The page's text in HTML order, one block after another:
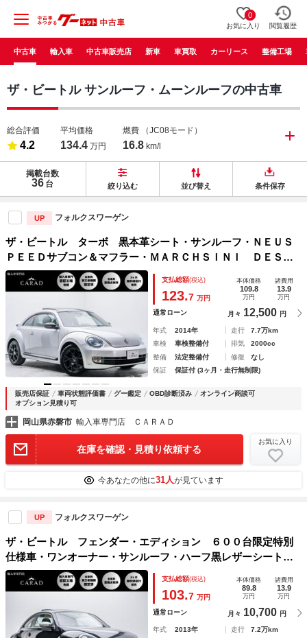
0
お気に入り 閲覧履歴
中古車 輸入車 中古車販売店 新車 車買取 カーリース 整備工場
ザ・ビートル サンルーフ・ムーンルーフの中古車
総合評価
4.2
平均価格
134.4 万円
燃費 （JC08モード）
16.8 km/l
掲載台数
36 台 絞り込む 並び替え 条件保存
UP フォルクスワーゲン
ザ・ビートル ターボ 黒本革シート・サンルーフ・ＮＥＵＳ
ＰＥＥＤサブコン＆マフラー・ＭＡＲＣＨＳＩＮＩ ＤＥＳＩ
ＧＮ０４５ １８インチＡＷ・純正ナビ・フルセグ・ＬＥＤヘ
ッドライト・ドラレコ・シートヒーター・ソナーセンサー
支払総額(税込)
123.7 万円
本体価格
109.8
万円
諸費用
13.9
万円
通常ローン 月々 12,500 円
年式 2014年 走行
7.7万km
車検
車検整備付 排気
2000cc
整備
法定整備付 修復
なし
保証
保証付 (3ヶ月・走行無制限)
販売店保証 車両状態評価書 グー鑑定 OBD診断済み
オンライン商談可
オプション見積り可
岡山県赤磐市 輸入車専門店 ＣＡＲＡＤ
在庫を確認・見積り依頼する
お気に入り
今あなたの他に31人が見ています
UP フォルクスワーゲン
ザ・ビートル フェンダー・エディション ６００台限定特別
仕様車・ワンオーナー・サンルーフ・ハーフ黒レザーシート・
専用１８インチＡＷ・Ｆｅｎｄｅｒプレミアムサウンドシステ
ム・Ｓｕｎｂｕｒｓｔデザインインパネ・バイキセノンヘッド
支払総額(税込)
103.7 万円
本体価格
89.8
万円
諸費用
13.9
万円
通常ローン 月々 10,700 円
年式 2013年 走行
7.2万km